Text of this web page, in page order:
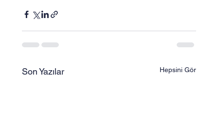
Son Yazılar Hepsini Gör